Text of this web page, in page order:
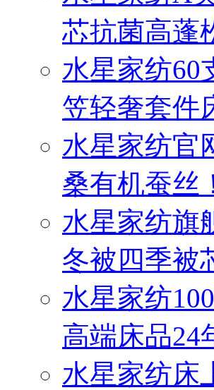
芯抗菌高蓬
水星家纺60
笠轻奢套件
水星家纺官
桑有机蚕丝
水星家纺旗
冬被四季被
水星家纺
高端床品24
水星家纺床